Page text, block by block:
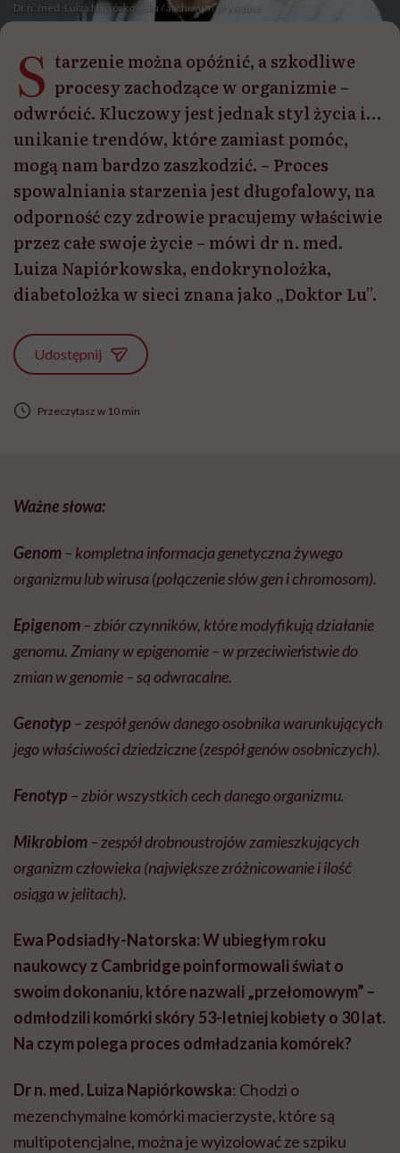
Dr n. med. Luiza Napiórkowska / archiwum prywatne
S tarzenie można opóźnić, a szkodliwe
procesy zachodzące w organizmie –
odwrócić. Kluczowy jest jednak styl życia i…
unikanie trendów, które zamiast pomóc,
mogą nam bardzo zaszkodzić. – Proces
spowalniania starzenia jest długofalowy, na
odporność czy zdrowie pracujemy właściwie
przez całe swoje życie – mówi dr n. med.
Luiza Napiórkowska, endokrynolożka,
diabetolożka w sieci znana jako „Doktor Lu”.
Udostępnij
Przeczytasz w 10 min
Ważne słowa:
Genom– kompletna informacja genetyczna żywego
organizmu lub wirusa (połączenie słów gen i chromosom).
Epigenom– zbiór czynników, które modyfikują działanie
genomu. Zmiany wepigenomie– w przeciwieństwie do
zmian w genomie – są odwracalne.
Genotyp – zespół genów danego osobnika warunkujących
jego właściwości dziedziczne (zespół genów osobniczych).
Fenotyp – zbiór wszystkich cech danego organizmu.
Mikrobiom– zespół drobnoustrojów zamieszkujących
organizm człowieka (największe zróżnicowanie i ilość
osiąga w jelitach).
Ewa Podsiadły-Natorska: W ubiegłym roku
naukowcy z Cambridge poinformowali świat o
swoim dokonaniu, które nazwali „przełomowym” –
odmłodzili komórki skóry 53-letniej kobiety o 30 lat.
Na czym polega proces odmładzania komórek?
Dr n. med. Luiza Napiórkowska: Chodzi o
mezenchymalne komórki macierzyste, które są
multipotencjalne, można je wyizolować ze szpiku